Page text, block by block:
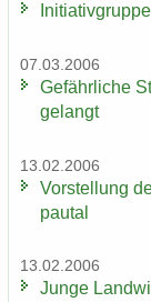
07.03.2006
Ge­fähr­li­che
ge­langt
13.02.2006
Vor­stel­lung
pau­tal
13.02.2006
Junge